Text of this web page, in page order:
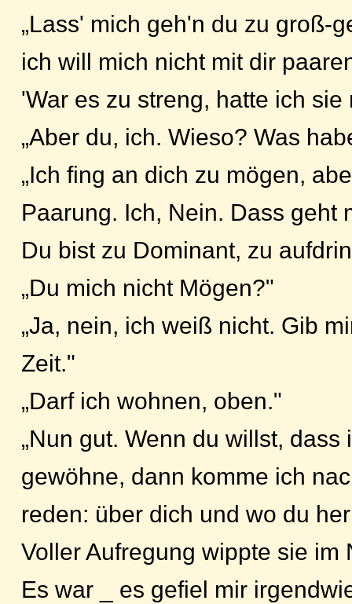
„Lass' mich geh'n du zu groß-
ich will mich nicht mit dir
'War es zu streng, hatte ich sie
„Aber du, ich. Wieso? Was
„Ich fing an dich zu mögen,
Paarung. Ich, Nein. Dass geht
Du bist zu Dominant, zu
„Du mich nicht Mögen?"
„Ja, nein, ich weiß nicht. Gib
Zeit."
„Darf ich wohnen, oben."
„Nun gut. Wenn du willst, dass
gewöhne, dann komme ich
reden: über dich und wo du
Voller Aufregung wippte sie im
Es war _ es gefiel mir